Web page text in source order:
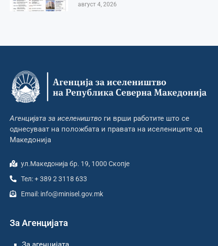
август 4, 2026
Агенцијата за иселеништво ги врши работите што се
однесуваат на положбата и правата на иселениците од
Македонија
ул.Македонија бр. 19, 1000 Скопје
Тел: + 389 2 3118 633
Email: info@minisel.gov.mk
За Агенцијата